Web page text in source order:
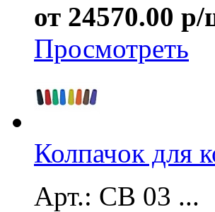
от 24570.00
Просмотреть
Колпачок для
Арт.: CB 03 ...